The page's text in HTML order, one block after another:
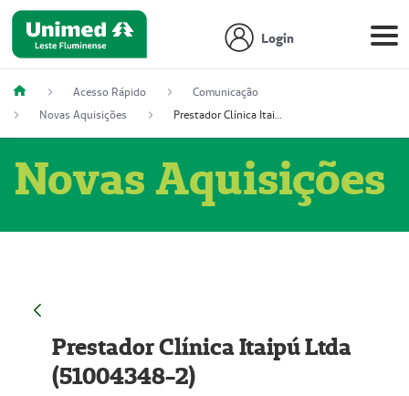
Login
Acesso Rápido
Comunicação
Novas Aquisições
Prestador Clínica Itaipú Ltda (51004348-2)
Novas Aquisições
Prestador Clínica Itaipú Ltda
(51004348-2)